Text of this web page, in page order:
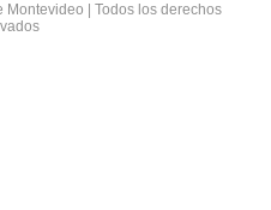
| Todos los derechos